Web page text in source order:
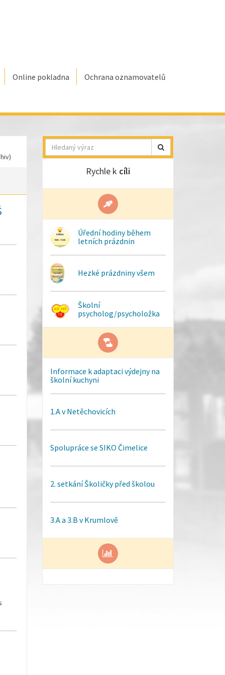
Online pokladna Ochrana oznamovatelů
Hledat
Rychle k cíli
Úřední hodiny během
letních prázdnin
Hezké prázdniny všem
Školní
psycholog/psycholožka
Informace k adaptaci výdejny na
školní kuchyni
1.A v Netěchovicích
Spolupráce se SIKO Čimelice
2. setkání Školičky před školou
3.A a 3.B v Krumlově